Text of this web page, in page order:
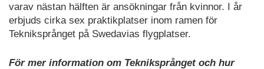
varav nästan hälften är ansökningar från kvinnor. I år
erbjuds cirka sex praktikplatser inom ramen för
Tekniksprånget på Swedavias flygplatser.
För mer information om Tekniksprånget och hur